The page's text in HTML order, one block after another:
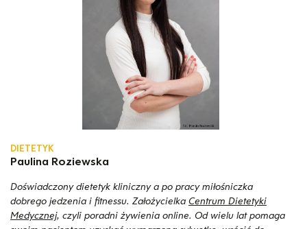
DIETETYK
Paulina Roziewska
Doświadczony dietetyk kliniczny a po pracy miłośniczka
dobrego jedzenia i fitnessu. Założycielka Centrum Dietetyki
Medycznej, czyli poradni żywienia online. Od wielu lat pomaga